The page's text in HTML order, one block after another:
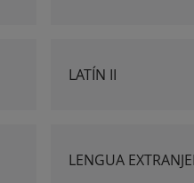
LATÍN II
LENGUA